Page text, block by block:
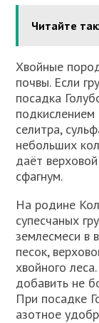
Читайте
Хвойные
почвы. Если
посадка
селитра,
небольших
даёт
сфагнум.
На родине
супесчаных
землесмеси в
песок,
хвойного
добавить не
При посадке
азотное